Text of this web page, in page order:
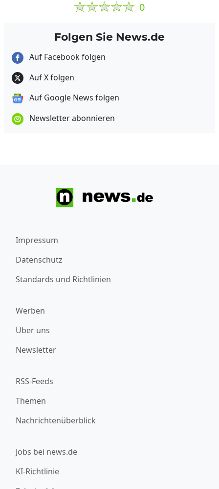
0
Folgen Sie News.de
Auf Facebook folgen
Auf X folgen
Auf Google News folgen
Newsletter abonnieren
Impressum
Datenschutz
Standards und Richtlinien
Werben
Über uns
Newsletter
RSS-Feeds
Themen
Nachrichtenüberblick
Jobs bei news.de
KI-Richtlinie